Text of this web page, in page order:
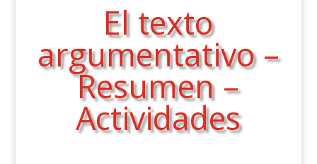
El texto
argumentativo –
Resumen –
Actividades